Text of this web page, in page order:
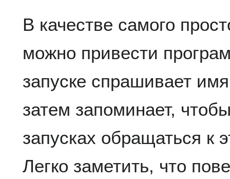
В качестве самого
можно привести
запуске спрашивает
затем запоминает,
запусках обращаться к
Легко заметить, что